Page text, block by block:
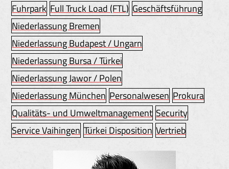
Fuhrpark Full Truck Load (FTL) Geschäftsführung
Niederlassung Bremen
Niederlassung Budapest / Ungarn
Niederlassung Bursa / Türkei
Niederlassung Jawor / Polen
Niederlassung München Personalwesen Prokura
Qualitäts- und Umweltmanagement Security
Service Vaihingen Türkei Disposition Vertrieb